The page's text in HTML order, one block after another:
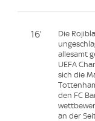
16'
Die
allesamt
UEFA
sich die
den FC
an der